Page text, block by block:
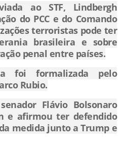
ao STF, Lindbergh
do PCC e do Comando
terroristas pode ter
brasileira e sobre
penal entre países.
foi formalizada pelo
Rubio.
Flávio Bolsonaro
e afirmou ter defendido
medida junto a Trump e